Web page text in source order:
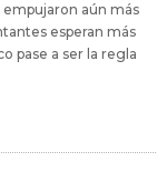
empujaron aún más
esperan más
pase a ser la regla